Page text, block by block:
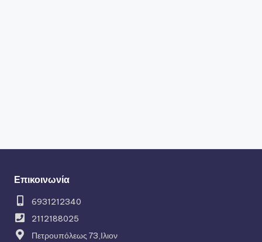
Επικοινωνία
6931212340
2112188025
Πετρουπόλεως 73,Ιλιον